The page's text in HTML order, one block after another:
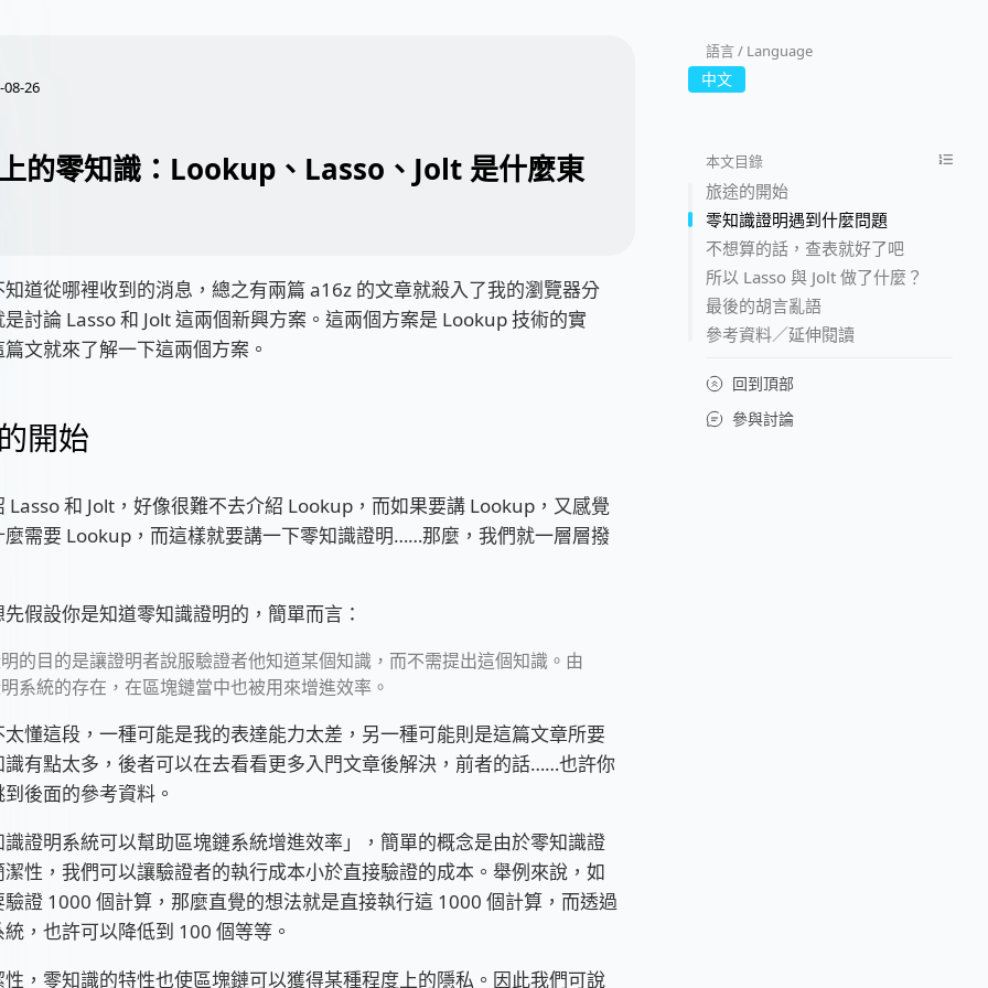
08-26
的零知識：Lookup、Lasso、Jolt 是什麼東
道從哪裡收到的消息，總之有兩篇 a16z 的文章就殺入了我的瀏覽器分
討論 Lasso 和 Jolt 這兩個新興方案。這兩個方案是 Lookup 技術的實
文就來了解一下這兩個方案。
開始
Lasso 和 Jolt，好像很難不去介紹 Lookup，而如果要講 Lookup，又感覺
麼需要 Lookup，而這樣就要講一下零知識證明……那麼，我們就一層層撥
假設你是知道零知識證明的，簡單而言：
的目的是讓證明者說服驗證者他知道某個知識，而不需提出這個知識。由
系統的存在，在區塊鏈當中也被用來增進效率。
懂這段，一種可能是我的表達能力太差，另一種可能則是這篇文章所要
識有點太多，後者可以在去看看更多入門文章後解決，前者的話……也許你
後面的參考資料。
證明系統可以幫助區塊鏈系統增進效率」，簡單的概念是由於零知識證
性，我們可以讓驗證者的執行成本小於直接驗證的成本。舉例來說，如
證 1000 個計算，那麼直覺的想法就是直接執行這 1000 個計算，而透過
，也許可以降低到 100 個等等。
，零知識的特性也使區塊鏈可以獲得某種程度上的隱私。因此我們可說
語言 / Language
中文
本文目錄
旅途的開始
零知識證明遇到什麼問題
不想算的話，查表就好了吧
所以 Lasso 與 Jolt 做了什麼？
最後的胡言亂語
參考資料／延伸閱讀
回到頂部
參與討論